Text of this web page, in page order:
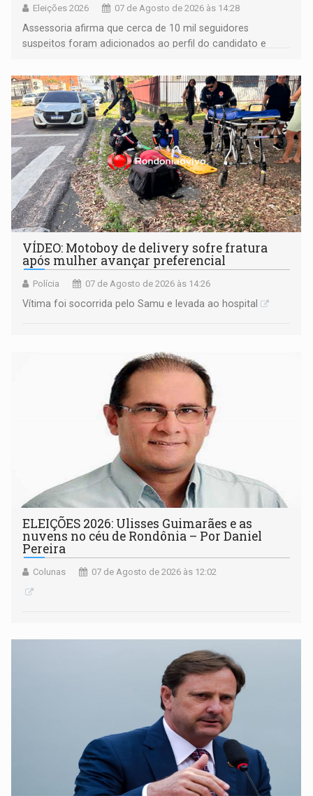
Eleições 2026 07 de Agosto de 2026 às 14:28
Assessoria afirma que cerca de 10 mil seguidores
suspeitos foram adicionados ao perfil do candidato e
remover as contas
VÍDEO: Motoboy de delivery sofre fratura
após mulher avançar preferencial
Polícia 07 de Agosto de 2026 às 14:26
Vítima foi socorrida pelo Samu e levada ao hospital
ELEIÇÕES 2026: Ulisses Guimarães e as
nuvens no céu de Rondônia – Por Daniel
Pereira
Colunas 07 de Agosto de 2026 às 12:02